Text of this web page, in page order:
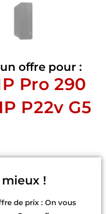
offre pour :
Pro 290
P22v G5
!
de prix : On vous